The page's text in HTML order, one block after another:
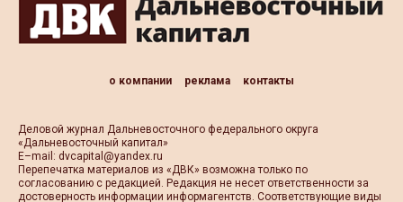
о компании реклама контакты
Деловой журнал Дальневосточного федерального округа
«Дальневосточный капитал»
Е–mail: dvcapital@yandex.ru
Перепечатка материалов из «ДВК» возможна только по
согласованию с редакцией. Редакция не несет ответственности за
достоверность информации информагентств. Соответствующие виды